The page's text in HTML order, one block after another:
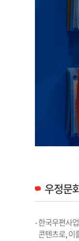
우정문
- 한국우편사
콘텐츠로, 이